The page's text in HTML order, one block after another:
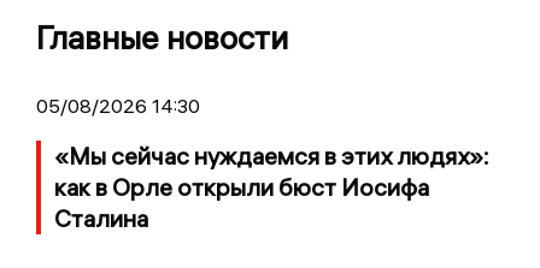
Главные новости
05/08/2026 14:30
«Мы сейчас нуждаемся в этих людях»:
как в Орле открыли бюст Иосифа
Сталина